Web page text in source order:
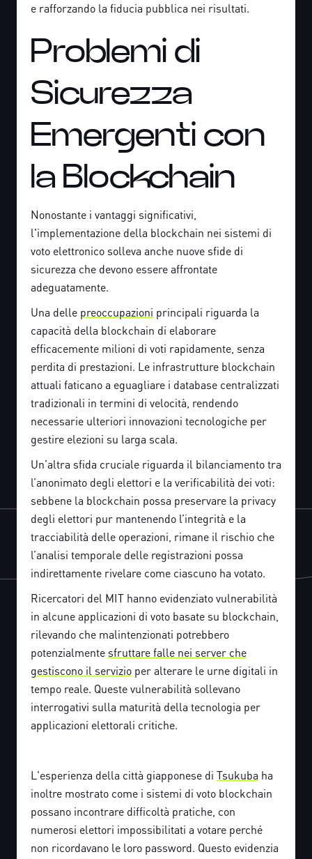
e rafforzando la fiducia pubblica nei risultati.
Problemi di
Sicurezza
Emergenti con
la Blockchain
Nonostante i vantaggi significativi,
l'implementazione della blockchain nei sistemi di
voto elettronico solleva anche nuove sfide di
sicurezza che devono essere affrontate
adeguatamente.
Una delle preoccupazioni principali riguarda la
capacità della blockchain di elaborare
efficacemente milioni di voti rapidamente, senza
perdita di prestazioni. Le infrastrutture blockchain
attuali faticano a eguagliare i database centralizzati
tradizionali in termini di velocità, rendendo
necessarie ulteriori innovazioni tecnologiche per
gestire elezioni su larga scala.
Un’altra sfida cruciale riguarda il bilanciamento tra
l’anonimato degli elettori e la verificabilità dei voti:
sebbene la blockchain possa preservare la privacy
degli elettori pur mantenendo l’integrità e la
tracciabilità delle operazioni, rimane il rischio che
l’analisi temporale delle registrazioni possa
indirettamente rivelare come ciascuno ha votato.
Ricercatori del MIT hanno evidenziato vulnerabilità
in alcune applicazioni di voto basate su blockchain,
rilevando che malintenzionati potrebbero
potenzialmente sfruttare falle nei server che
gestiscono il servizio per alterare le urne digitali in
tempo reale. Queste vulnerabilità sollevano
interrogativi sulla maturità della tecnologia per
applicazioni elettorali critiche.
L'esperienza della città giapponese di Tsukuba ha
inoltre mostrato come i sistemi di voto blockchain
possano incontrare difficoltà pratiche, con
numerosi elettori impossibilitati a votare perché
non ricordavano le loro password. Questo evidenzia